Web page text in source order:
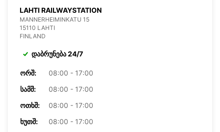
LAHTI RAILWAYSTATION
MANNERHEIMINKATU 15
15110 LAHTI
FINLAND
დაბრუნება 24/7
ᲝᲠᲨ:
08:00 - 17:00
ᲡᲐᲛᲨ:
08:00 - 17:00
ᲝᲗᲮᲨ:
08:00 - 17:00
ᲮᲣᲗᲨ:
08:00 - 17:00